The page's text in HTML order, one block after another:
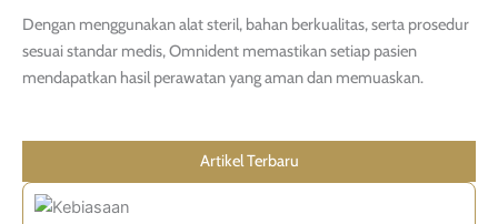
Dengan menggunakan alat steril, bahan berkualitas, serta prosedur
sesuai standar medis, Omnident memastikan setiap pasien
mendapatkan hasil perawatan yang aman dan memuaskan.
Artikel Terbaru